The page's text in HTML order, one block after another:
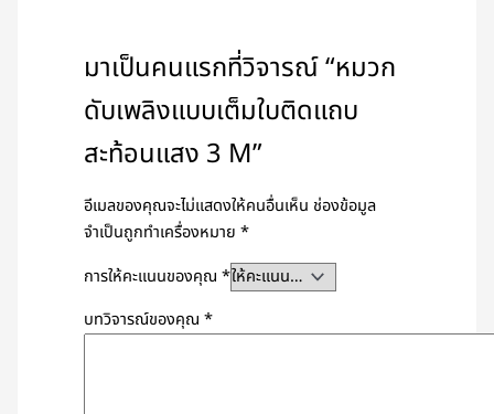
มาเป็นคนแรกที่วิจารณ์ “หมวก
ดับเพลิงแบบเต็มใบติดแถบ
สะท้อนแสง 3 M”
อีเมลของคุณจะไม่แสดงให้คนอื่นเห็น ช่องข้อมูล
จำเป็นถูกทำเครื่องหมาย*
การให้คะแนนของคุณ*
บทวิจารณ์ของคุณ*